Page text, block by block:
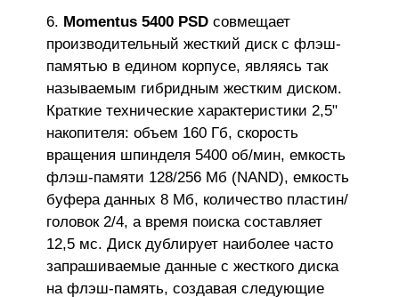
Momentus 5400 PSDсовмещает
производительный жесткий диск с флэш-
памятью в едином корпусе, являясь так
называемым гибридным жестким диском.
Краткие технические характеристики 2,5"
накопителя: объем 160 Гб, скорость
вращения шпинделя 5400 об/мин, емкость
флэш-памяти 128/256 Мб (NAND), емкость
буфера данных 8 Мб, количество пластин/
головок 2/4, а время поиска составляет
12,5 мс. Диск дублирует наиболее часто
запрашиваемые данные с жесткого диска
на флэш-память, создавая следующие